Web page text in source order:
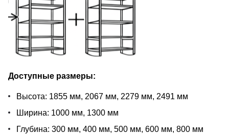
Доступные размеры:
Высота: 1855 мм, 2067 мм, 2279 мм, 2491 мм
Ширина: 1000 мм, 1300 мм
Глубина: 300 мм, 400 мм, 500 мм, 600 мм, 800 мм